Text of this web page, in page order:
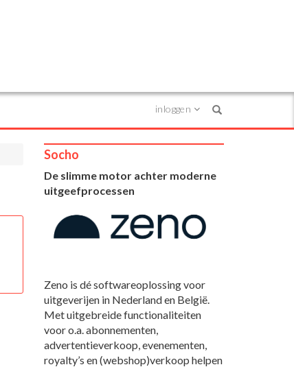
inloggen
Socho
De slimme motor achter moderne
uitgeefprocessen
Zeno is dé softwareoplossing voor
uitgeverijen in Nederland en België.
Met uitgebreide functionaliteiten
voor o.a. abonnementen,
advertentieverkoop, evenementen,
royalty’s en (webshop)verkoop helpen